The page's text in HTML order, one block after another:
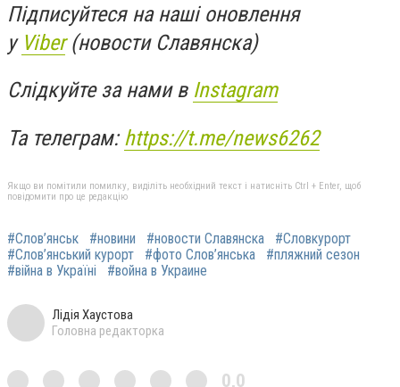
Підписуйтеся на наші оновлення
у Viber(новости Славянска)
Слідкуйте за нами в Instagram
Та телеграм:https://t.me/news6262
Якщо ви помітили помилку, виділіть необхідний текст і натисніть Ctrl + Enter, щоб
повідомити про це редакцію
#Слов’янськ #новини #новости Славянска
#Словкурорт
#Слов’янський курорт
#фото Слов’янська
#пляжний сезон
#війна в Україні
#война в Украине
Лідія Хаустова
Головна редакторка
0,0